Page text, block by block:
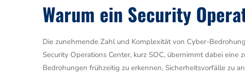
Warum ein Security
Die zunehmende Zahl und Komplexität von Cyber-
Security Operations Center, kurz SOC, übernimmt dabei
Bedrohungen frühzeitig zu erkennen, Sicherheitsvorfälle zu